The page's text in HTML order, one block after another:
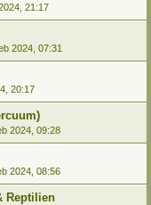
21:17
2024, 07:31
20:17
2024, 09:28
2024, 08:56
Reptilien